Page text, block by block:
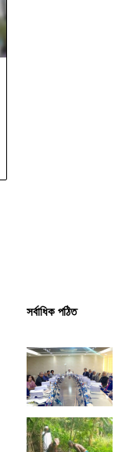
সর্বাধিক পঠিত